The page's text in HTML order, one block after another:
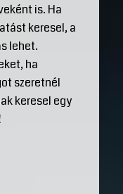
is. Ha
keresel, a
lehet.
ha
szeretnél
keresel egy